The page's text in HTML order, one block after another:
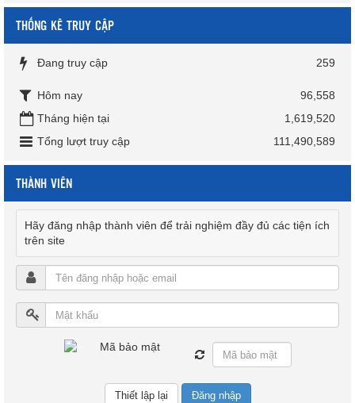
THỐNG KÊ TRUY CẬP
Đang truy cập 259
Hôm nay
96,558
Tháng hiện tại
1,619,520
Tổng lượt truy cập
111,490,589
THÀNH VIÊN
Hãy đăng nhập thành viên để trải nghiệm đầy đủ các tiện ích
trên site
Đăng nhập